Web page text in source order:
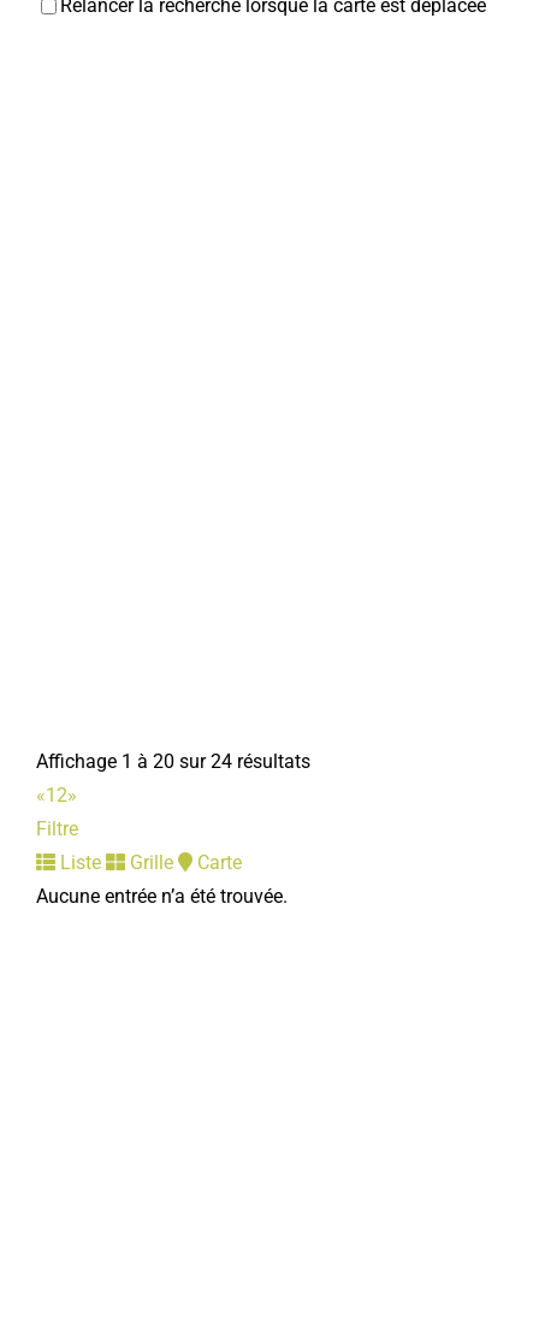
Secours Catholique
Relancer la recherche lorsque la carte est déplacée
Affichage 1 à 20 sur 24 résultats
«12»
Filtre
Liste
Grille
Carte
Aucune entrée n’a été trouvée.